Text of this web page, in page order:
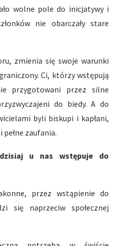
wolne pole do inicjatywy i
nie obarczały stare
zmienia się swoje warunki
Ci, którzy wstępują
przygotowani przez silne
do biedy. A do
byli biskupi i kapłani,
zaufania.
u nas wstępuje do
przez wstąpienie do
się naprzeciw społecznej